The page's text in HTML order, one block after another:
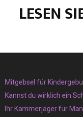
LESEN
Mitgebsel für
Kannst du wirklich ein
Ihr Kammerjäger für